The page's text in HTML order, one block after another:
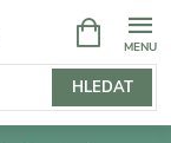
HLEDAT
NÁKUPNÍ
KOŠÍK